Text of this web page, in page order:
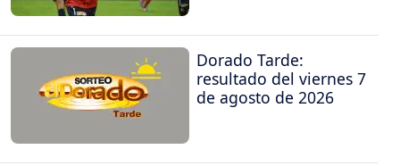
Dorado Tarde:
resultado del viernes 7
de agosto de 2026